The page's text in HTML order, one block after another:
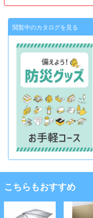
閲覧中のカタログを見る
こちらもおすすめ